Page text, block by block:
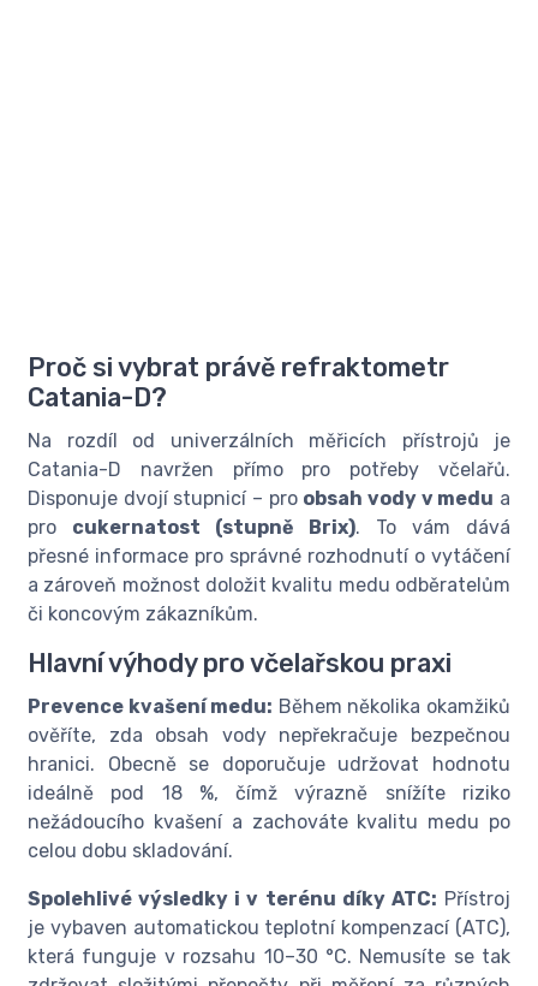
Proč si vybrat právě refraktometr
Catania-D?
Na rozdíl od univerzálních měřicích přístrojů je
Catania-D navržen přímo pro potřeby včelařů.
Disponuje dvojí stupnicí – pro obsah vody v medu a
pro cukernatost (stupně Brix). To vám dává
přesné informace pro správné rozhodnutí o vytáčení
a zároveň možnost doložit kvalitu medu odběratelům
či koncovým zákazníkům.
Hlavní výhody pro včelařskou praxi
Prevence kvašení medu: Během několika okamžiků
ověříte, zda obsah vody nepřekračuje bezpečnou
hranici. Obecně se doporučuje udržovat hodnotu
ideálně pod 18 %, čímž výrazně snížíte riziko
nežádoucího kvašení a zachováte kvalitu medu po
celou dobu skladování.
Spolehlivé výsledky i v terénu díky ATC: Přístroj
je vybaven automatickou teplotní kompenzací (ATC),
která funguje v rozsahu 10–30 °C. Nemusíte se tak